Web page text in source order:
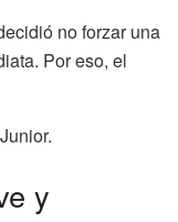
no forzar una
Por eso, el
y